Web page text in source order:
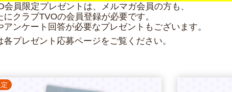
員限定プレゼントは、
メルマガ会員の方も、
にクラブTVOの会員登録が必要です。
アンケート回答が必要なプレゼントもございます。
各プレゼント応募ページを ご覧ください。